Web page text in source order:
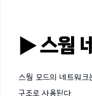
▶︎ 스웜
스웜 모드의 네트워
구조로 사용된다.